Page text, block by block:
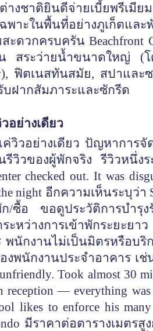
งชาติยินดีจ่ายเบี้ยพรีเมีย
ะในพื้นที่อย่างภูเก็ตและ
ดวกครบครัน Beachfront
สระว่ายน้ำขนาดใหญ่ (โ
ฟิตเนสทันสมัย, สปาและ
บฝากสัมภาระและซักรีด
อย่างเดียว
ค่วิวอย่างเดียว ปัญหาการ
วิวของผู้พักจริง รีวิวหนึ่งร
checked out. It was
night อีกความเห็นระบุว่า
ก/ซื้อ ขอดูประวัติการบำรุ
ะหว่างการเข้าพักระยะย
พนักงานไม่เป็นมิตรหรือบ
งพนักงานประจำอาคาร เช่
Took almost 30
reception — everything
likes to enforce his
มีราคาต่อตารางเมตรสู